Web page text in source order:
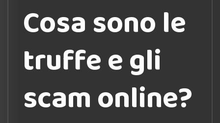
Cosa sono le
truffe e gli
scam online?